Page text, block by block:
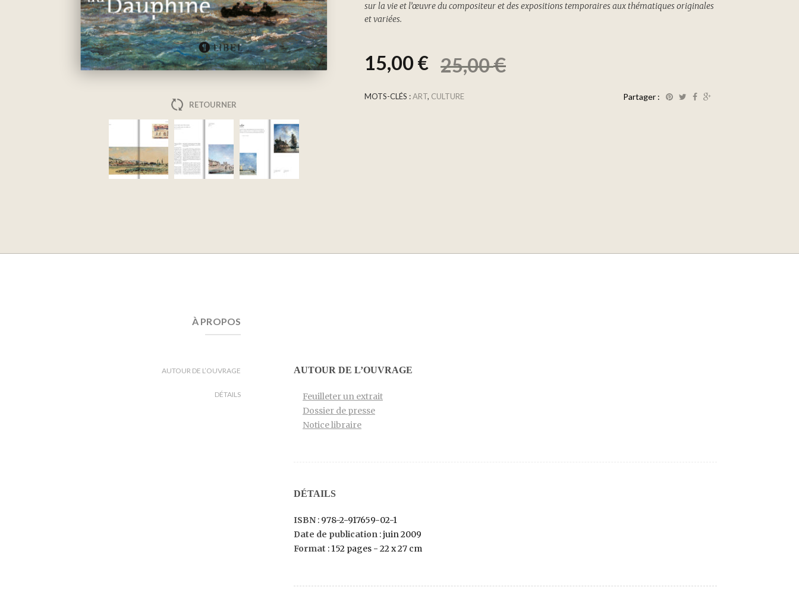
RETOURNER
sur la vie et l’œuvre du compositeur et des expositions temporaires aux thématiques originales
et variées.
25,00€
15,00€
MOTS-CLÉS :ART, CULTURE Partager :
À PROPOS
AUTOUR DE L’OUVRAGE
DÉTAILS
AUTOUR DE L’OUVRAGE
Feuilleter un extrait
Dossier de presse
Notice libraire
DÉTAILS
ISBN : 978-2-917659-02-1
Date de publication : juin 2009
Format : 152 pages - 22 x 27 cm